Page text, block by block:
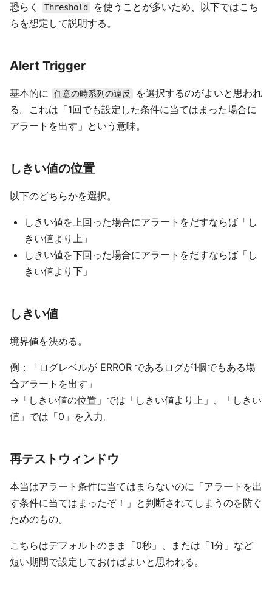
恐らく Threshold
を使うことが多いため、以下ではこち
らを想定して説明する。
Alert Trigger
基本的に 任意の時系列の違反
を選択するのがよいと思われ
る。これは「1回でも設定した条件に当てはまった場合に
アラートを出す」という意味。
しきい値の位置
以下のどちらかを選択。
しきい値を上回った場合にアラートをだすならば「し
きい値より上」
しきい値を下回った場合にアラートをだすならば「し
きい値より下」
しきい値
境界値を決める。
例：「ログレベルが ERROR であるログが1個でもある場
合アラートを出す」
→「しきい値の位置」では「しきい値より上」、「しきい
値」では「0」を入力。
再テストウィンドウ
本当はアラート条件に当てはまらないのに「アラートを出
す条件に当てはまったぞ！」と判断されてしまうのを防ぐ
ためのもの。
こちらはデフォルトのまま「0秒」、または「1分」など
短い期間で設定しておけばよいと思われる。